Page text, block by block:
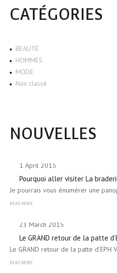
CATÉGORIES
BEAUTÉ
HOMMES
MODE
Non classé
NOUVELLES
1 April 2015
Pourquoi aller visiter La
Je pourrais vous énumérer une
READ MORE
23 March 2015
Le GRAND retour de la patte
Le GRAND retour de la patte d’EPH
READ MORE